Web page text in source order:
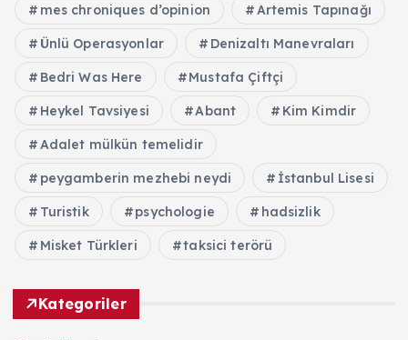
mes chroniques d’opinion Artemis Tapınağı
Ünlü Operasyonlar Denizaltı Manevraları
Bedri Was Here Mustafa Çiftçi
Heykel Tavsiyesi Abant Kim Kimdir
Adalet mülkün temelidir
peygamberin mezhebi neydi İstanbul Lisesi
Turistik psychologie hadsizlik
Misket Türkleri taksici terörü
Kategoriler